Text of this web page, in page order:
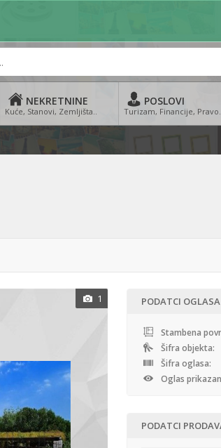
NEKRETNINE
Kuće, Stanovi, Zemljišta..
POSLOVI
Turizam, Financije,
1 PODATCI OGLASA
Stambena
Šifra objekta:
Šifra oglasa:
Oglas
PODATCI